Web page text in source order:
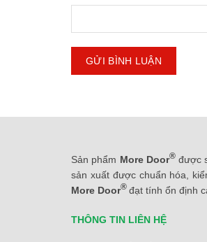
Sản phẩm More Door®được
sản xuất được chuẩn hóa,
More Door® đạt tính ổn định
THÔNG TIN LIÊN HỆ